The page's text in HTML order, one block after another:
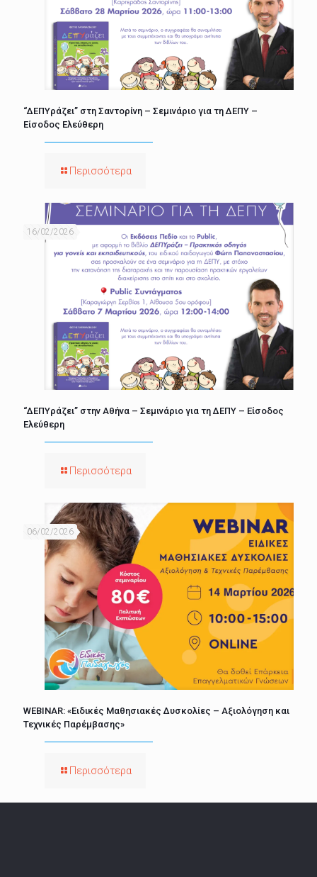
“ΔΕΠΥράζει” στη Σαντορίνη – Σεμινάριο για τη ΔΕΠΥ –
Είσοδος Ελεύθερη
Περισσότερα
16/02/2026
“ΔΕΠΥράζει” στην Αθήνα – Σεμινάριο για τη ΔΕΠΥ – Είσοδος
Ελεύθερη
Περισσότερα
06/02/2026
WEBINAR: «Ειδικές Μαθησιακές Δυσκολίες – Αξιολόγηση και
Τεχνικές Παρέμβασης»
Περισσότερα